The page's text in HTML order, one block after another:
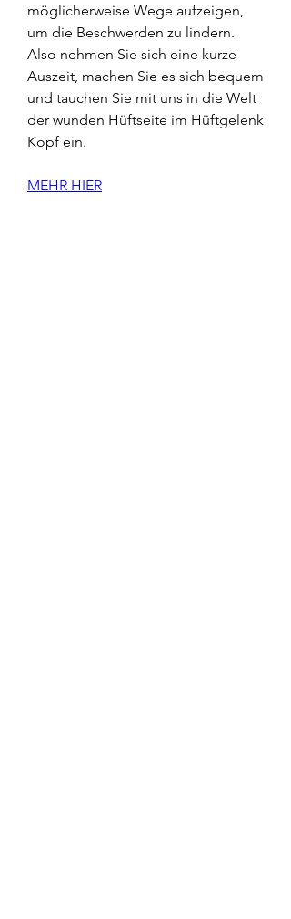
möglicherweise Wege aufzeigen,
um die Beschwerden zu lindern.
Also nehmen Sie sich eine kurze
Auszeit, machen Sie es sich bequem
und tauchen Sie mit uns in die Welt
der wunden Hüftseite im Hüftgelenk
Kopf ein.
MEHR HIER